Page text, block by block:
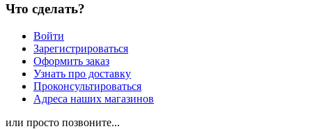
Что сделать?
Войти
Зарегистрироваться
Оформить заказ
Узнать про доставку
Проконсультироваться
Адреса наших магазинов
или просто позвоните...